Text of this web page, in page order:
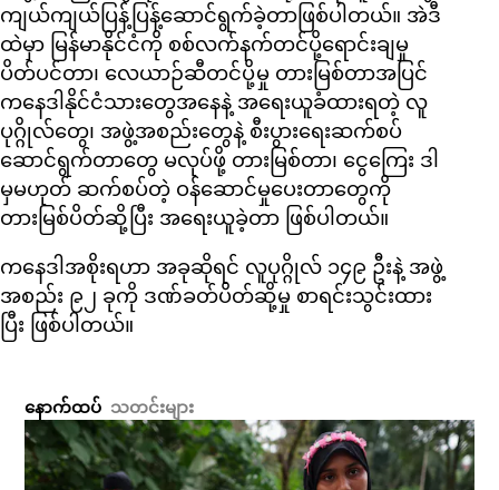
ကျယ်ကျယ်ပြန့်ပြန့်ဆောင်ရွက်ခဲ့တာဖြစ်ပါတယ်။ အဲဒီ
ထဲမှာ မြန်မာနိုင်ငံကို စစ်လက်နက်တင်ပို့ရောင်းချမှု
ပိတ်ပင်တာ၊ လေယာဉ်ဆီတင်ပို့မှု တားမြစ်တာအပြင်
ကနေဒါနိုင်ငံသားတွေအနေနဲ့ အရေးယူခံထားရတဲ့ လူ
ပုဂ္ဂိုလ်တွေ၊ အဖွဲ့အစည်းတွေနဲ့ စီးပွားရေးဆက်စပ်
ဆောင်ရွက်တာတွေ မလုပ်ဖို့ တားမြစ်တာ၊ ငွေကြေး ဒါ
မှမဟုတ် ဆက်စပ်တဲ့ ဝန်ဆောင်မှုပေးတာတွေကို
တားမြစ်ပိတ်ဆို့ပြီး အရေးယူခဲ့တာ ဖြစ်ပါတယ်။
ကနေဒါအစိုးရဟာ အခုဆိုရင် လူပုဂ္ဂိုလ် ၁၄၉ ဦးနဲ့ အဖွဲ့
အစည်း ၉၂ ခုကို ဒဏ်ခတ်ပိတ်ဆို့မှု စာရင်းသွင်းထား
ပြီး ဖြစ်ပါတယ်။
နောက်ထပ် သတင်းများ